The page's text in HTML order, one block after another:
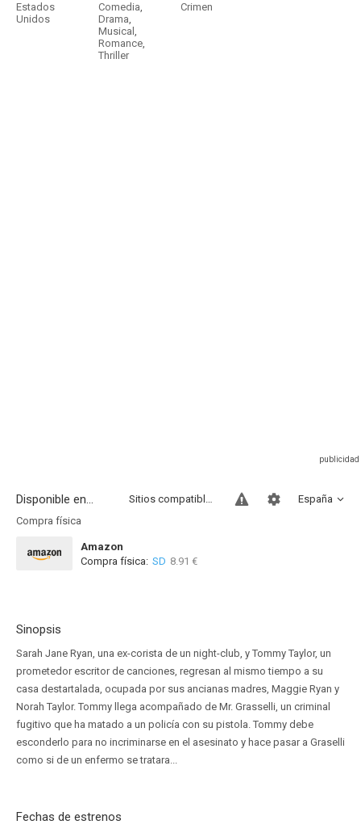
Estados
Unidos
Comedia,
Drama,
Musical ,
Romance,
Thriller
Crimen
Disponible en... España
Sitios compatibles
Compra física
Amazon
Compra física: SD 8.91 €
Sinopsis
Sarah Jane Ryan, una ex-corista de un night-club, y Tommy Taylor, un
prometedor escritor de canciones, regresan al mismo tiempo a su
casa destartalada, ocupada por sus ancianas madres, Maggie Ryan y
Norah Taylor. Tommy llega acompañado de Mr. Grasselli, un criminal
fugitivo que ha matado a un policía con su pistola. Tommy debe
esconderlo para no incriminarse en el asesinato y hace pasar a Graselli
como si de un enfermo se tratara...
Fechas de estrenos